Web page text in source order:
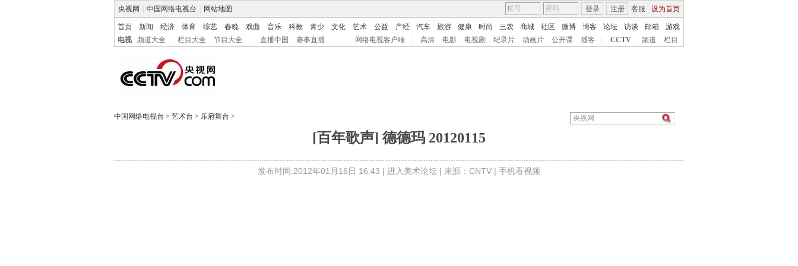
央视网 中国网络电视台 网站地图 客服 设为首页
登录 注册
首页 新闻 经济 体育 综艺 春晚 戏曲 音乐 科教 青少 文化 艺术 公益 产经 汽车 旅游 健康 时尚 三农 商城 社区 微博 博客 论坛 访谈 邮箱
游戏
电视
频道大全 栏目大全 节目大全 直播中国 赛事直播 网络电视客户端 高清 电影 电视剧 纪录片 动画片 公开课 播客 CCTV 频道 栏目
中国网络电视台 > 艺术台 > 乐府舞台 >
[百年歌声] 德德玛 20120115
发布时间:2012年01月16日 16:43 | 进入美术论坛 | 来源：CNTV | 手机看视频